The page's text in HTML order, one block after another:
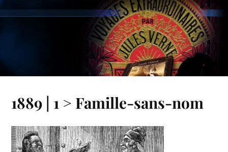
1889 | 1 > Famille-sans-nom